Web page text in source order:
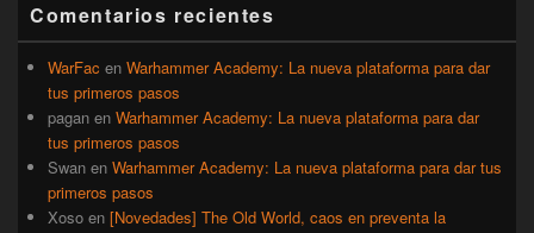
lateral
primaria
Comentarios recientes
WarFac en Warhammer Academy: La nueva plataforma para dar
tus primeros pasos
pagan en Warhammer Academy: La nueva plataforma para dar
tus primeros pasos
Swan en Warhammer Academy: La nueva plataforma para dar tus
primeros pasos
Xoso en [Novedades] The Old World, caos en preventa la